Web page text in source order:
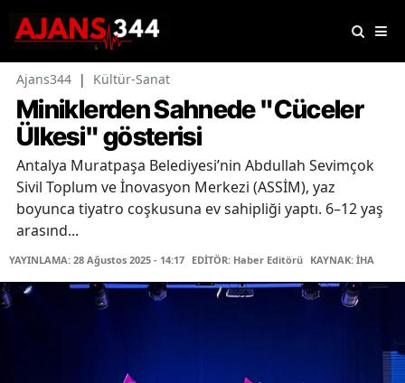
Ajans344 | Kültür-Sanat
Miniklerden Sahnede "Cüceler
Ülkesi" gösterisi
Antalya Muratpaşa Belediyesi’nin Abdullah Sevimçok
Sivil Toplum ve İnovasyon Merkezi (ASSİM), yaz
boyunca tiyatro coşkusuna ev sahipliği yaptı. 6–12 yaş
arasınd...
YAYINLAMA: 28 Ağustos 2025 - 14:17 EDİTÖR: Haber Editörü KAYNAK: İHA